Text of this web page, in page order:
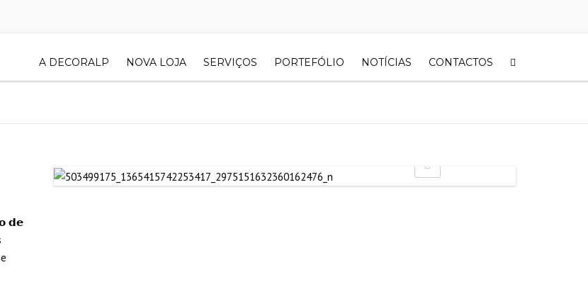
A DECORALP NOVA LOJA SERVIÇOS PORTEFÓLIO NOTÍCIAS CONTACTOS
𝗱𝗲